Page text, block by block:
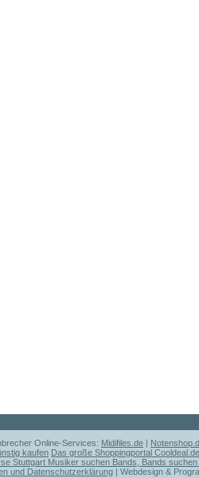
Online-Services: Midifiles.de |
kaufen Das große Shoppingportal Cooldeal.de
Stuttgart Musiker suchen Bands, Bands
und Datenschutzerklärung| Webdesign &